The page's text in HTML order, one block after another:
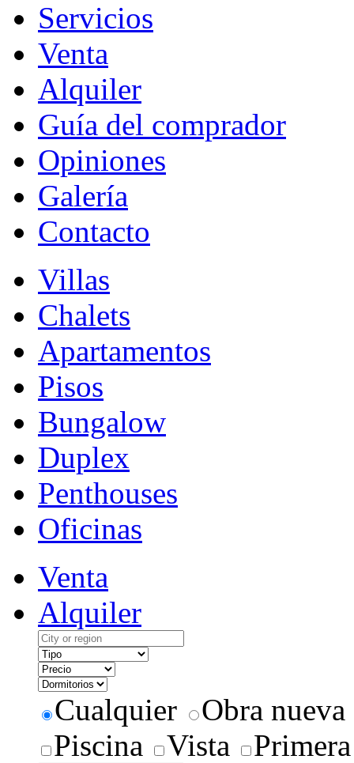
Servicios
Venta
Alquiler
Guía del comprador
Opiniones
Galería
Contacto
Villas
Chalets
Apartamentos
Pisos
Bungalow
Duplex
Penthouses
Oficinas
Venta
Alquiler
Cualquier
Obra nueva
Piscina
Vista